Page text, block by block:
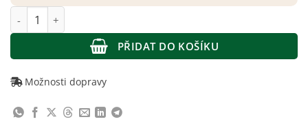
InaEssentials – Hydrolina přírodní voda z divoké škumpy
PŘIDAT DO KOŠÍKU
Možnosti dopravy